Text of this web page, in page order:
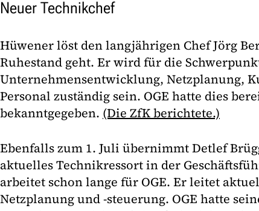
Neuer Technikchef
Hüwener löst den langjährigen Chef Jörg
Ruhestand geht. Er wird für die
Unternehmensentwicklung, Netzplanung,
Personal zuständig sein. OGE hatte dies
bekanntgegeben. (Die ZfK berichtete.)
Ebenfalls zum 1. Juli übernimmt Detlef
aktuelles Technikressort in der
arbeitet schon lange für OGE. Er leitet
Netzplanung und -steuerung. OGE hatte